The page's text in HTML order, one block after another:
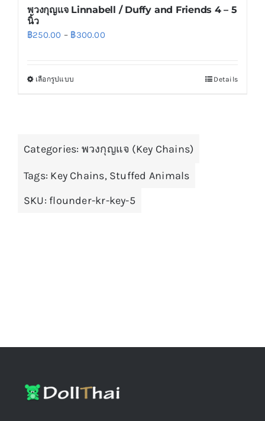
พวงกุญแจ Linnabell / Duffy and Friends 4 – 5
นิ้ว
฿250.00 – ฿300.00Price
เลือกรูปแบบ
variants.
options
may
Details
Categories: พวงกุญแจ (Key Chains)
Tags: Key Chains, Stuffed Animals
SKU: flounder-kr-key-5